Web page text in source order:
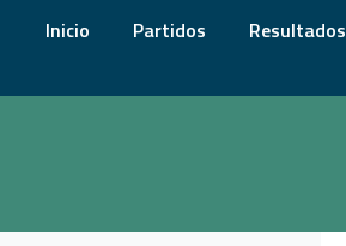
Inicio Partidos Resultados